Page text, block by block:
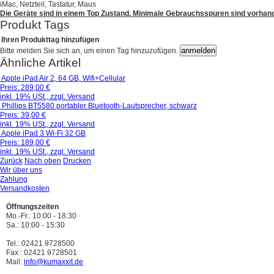
iMac, Netzteil, Tastatur, Maus
Die Geräte sind in einem Top Zustand. Minimale Gebrauchsspuren sind
Produkt Tags
Ihren Produkttag hinzufügen
Bitte melden Sie sich an, um einen Tag hinzuzufügen.
Ähnliche Artikel
Apple iPad Air 2, 64 GB, Wifi+Cellular
Preis: 289,00 €
inkl. 19% USt., zzgl. Versand
Phillips BT5580 portabler Bluetooth-Lautsprecher, schwarz
Preis: 39,00 €
inkl. 19% USt., zzgl. Versand
Apple iPad 3 Wi-Fi 32 GB
Preis: 189,00 €
inkl. 19% USt., zzgl. Versand
Zurück Nach oben Drucken
Wir über uns
Zahlung
Versandkosten
Öffnungszeiten
Mo.-Fr.: 10:00 - 18:30
Sa.: 10:00 - 15:30
Tel.: 02421 9728500
Fax : 02421 9728501
Mail: info@kumaxxit.de